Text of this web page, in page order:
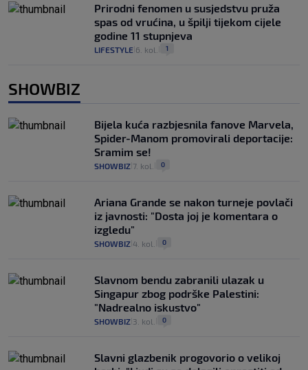
Prirodni fenomen u susjedstvu pruža
spas od vrućina, u špilji tijekom cijele
godine 11 stupnjeva
LIFESTYLE 6. kol. 1
SHOWBIZ
Bijela kuća razbjesnila fanove Marvela,
Spider-Manom promovirali deportacije:
Sramim se!
SHOWBIZ 7. kol. 0
Ariana Grande se nakon turneje povlači
iz javnosti: "Dosta joj je komentara o
izgledu"
SHOWBIZ 4. kol. 0
Slavnom bendu zabranili ulazak u
Singapur zbog podrške Palestini:
"Nadrealno iskustvo"
SHOWBIZ 3. kol. 0
Slavni glazbenik progovorio o velikoj